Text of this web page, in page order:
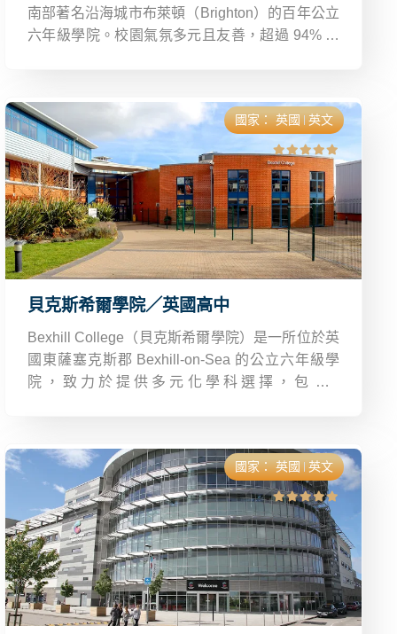
南部著名沿海城市布萊頓（Brighton）的百年公立
六年級學院。校園氣氛多元且友善，超過 94% 羅
國家： 英國 英文
貝克斯希爾學院／英國高中
Bexhill College（貝克斯希爾學院）是一所位於英
國東薩塞克斯郡 Bexhill-on-Sea 的公立六年級學
院，致力於提供多元化學科選擇，包含A
升學與未來職涯規劃。
國家： 英國 英文